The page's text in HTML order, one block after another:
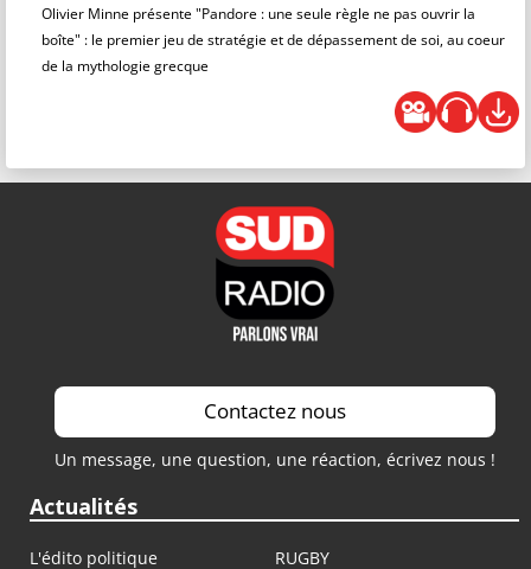
Olivier Minne présente "Pandore : une seule règle ne pas ouvrir la
boîte" : le premier jeu de stratégie et de dépassement de soi, au coeur
de la mythologie grecque
Contactez nous
Un message, une question, une réaction, écrivez nous !
Actualités
L'édito politique
RUGBY